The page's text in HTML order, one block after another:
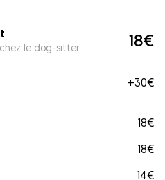
le dog-sitter 18€
+30€
18€
18€
14€